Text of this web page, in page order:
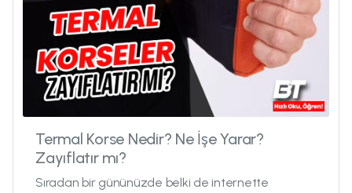
Termal Korse Nedir? Ne İşe Yarar?
Zayıflatır mı?
Sıradan bir gününüzde belki de internette